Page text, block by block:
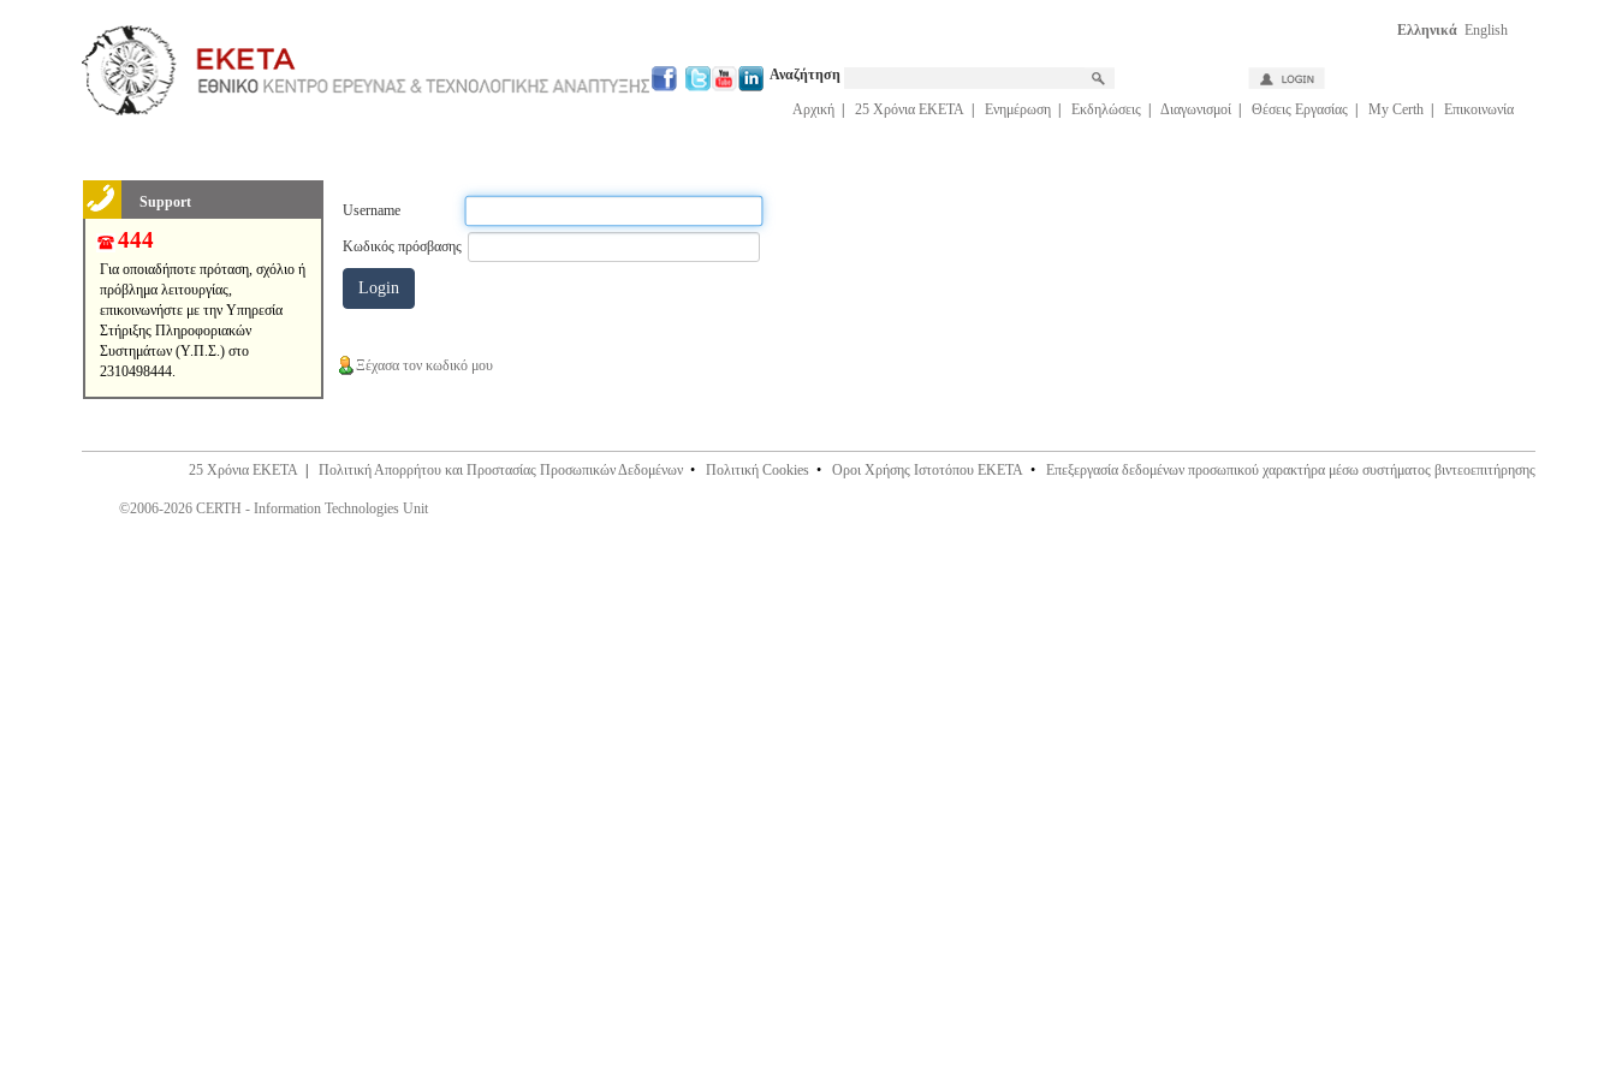
Ελληνικά English
Αναζήτηση
Αρχική| 25 Χρόνια ΕΚΕΤΑ| Ενημέρωση| Εκδηλώσεις| Διαγωνισμοί| Θέσεις Εργασίας| My Certh| Επικοινωνία
Support
444
Για οποιαδήποτε πρόταση, σχόλιο ή
πρόβλημα λειτουργίας,
επικοινωνήστε με την Υπηρεσία
Στήριξης Πληροφοριακών
Συστημάτων (Υ.Π.Σ.) στο
2310498444.
Username
Κωδικός πρόσβασης
Ξέχασα τον κωδικό μου
25 Χρόνια ΕΚΕΤΑ| Πολιτική Απορρήτου και Προστασίας Προσωπικών Δεδομένων• Πολιτική Cookies• Οροι Χρήσης Ιστοτόπου ΕΚΕΤΑ• Επεξεργασία δεδομένων προσωπικού χαρακτήρα μέσω συστήματος βιντεοεπιτήρησης
©2006-2026 CERTH - Information Technologies Unit